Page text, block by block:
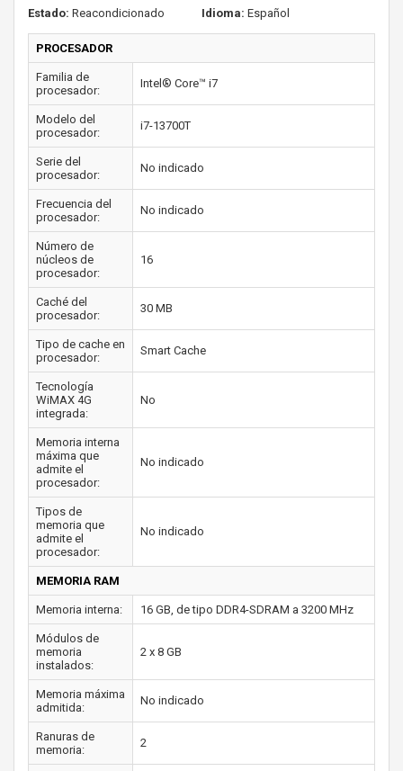
Estado: Reacondicionado Idioma: Español
PROCESADOR
Familia de
procesador:
Intel® Core™ i7
Modelo del
procesador:
i7-13700T
Serie del
procesador:
No indicado
Frecuencia del
procesador:
No indicado
Número de
núcleos de
procesador:
16
Caché del
procesador:
30 MB
Tipo de cache en
procesador:
Smart Cache
Tecnología
WiMAX 4G
integrada:
No
Memoria interna
máxima que
admite el
procesador:
No indicado
Tipos de
memoria que
admite el
procesador:
No indicado
MEMORIA RAM
Memoria interna: 16 GB, de tipo DDR4-SDRAM a 3200 MHz
Módulos de
memoria
instalados:
2 x 8 GB
Memoria máxima
admitida:
No indicado
Ranuras de
memoria:
2